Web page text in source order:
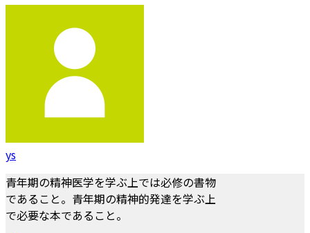
ys
青年期の精神医学を学ぶ上では必修の書物
であること。青年期の精神的発達を学ぶ上
で必要な本であること。